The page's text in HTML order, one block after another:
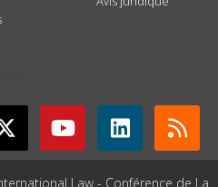
Law - Conférence de La